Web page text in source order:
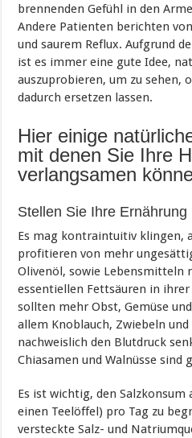
brennenden Gefühl in den
Andere Patienten berichten
und saurem Reflux. Aufgrund
ist es immer eine gute Idee,
auszuprobieren, um zu sehen,
dadurch ersetzen lassen.
Hier einige
mit denen Sie Ihre
verlangsamen
Stellen Sie Ihre Ernährung
Es mag kontraintuitiv klingen,
profitieren von mehr
Olivenöl, sowie Lebensmitteln
essentiellen Fettsäuren in
sollten mehr Obst, Gemüse
allem Knoblauch, Zwiebeln und
nachweislich den Blutdruck
Chiasamen und Walnüsse sind
Es ist wichtig, den
einen Teelöffel) pro Tag zu
versteckte Salz- und